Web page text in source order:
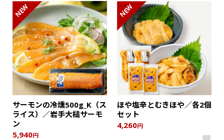
NEW
サーモンの冷燻500g_K（ス
ライス）／岩手大槌サーモ
ン
5,940円
NEW
ほや塩辛とむきほや／各2個
セット
4,260円